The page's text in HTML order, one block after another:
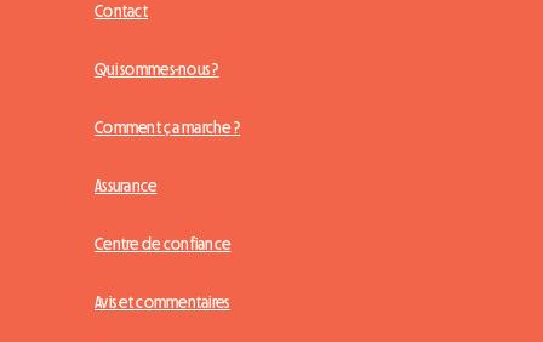
Contact
Qui sommes-nous ?
Comment ça marche ?
Assurance
Centre de confiance
Avis et commentaires